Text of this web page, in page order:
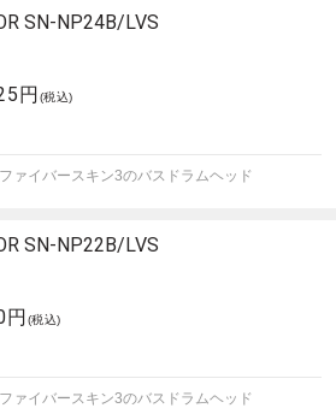
SN-NP24B/LVS
円 (税込)
ァイバースキン3のバスドラムヘッド
SN-NP22B/LVS
円 (税込)
ァイバースキン3のバスドラムヘッド